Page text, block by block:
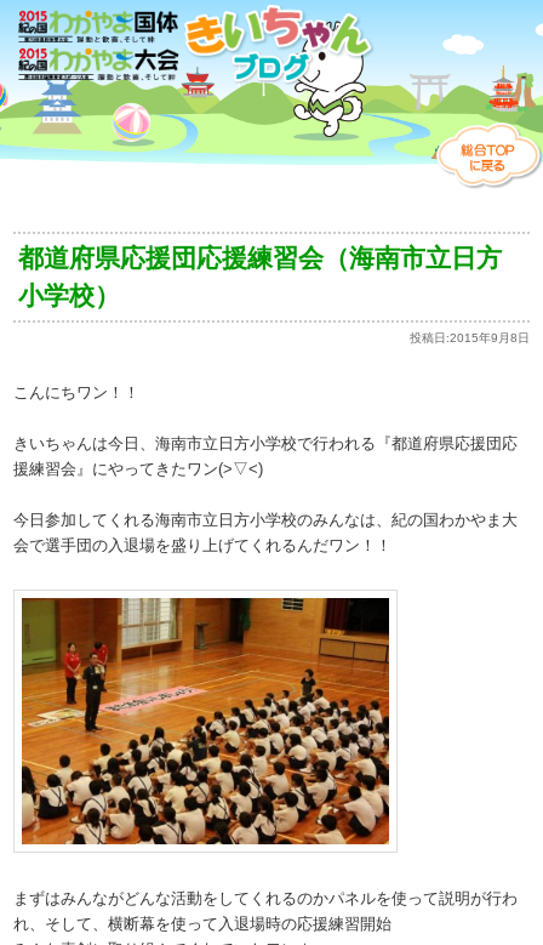
都道府県応援団応援練習会（海南市立日方
小学校）
投稿日:2015年9月8日
こんにちワン！！
きいちゃんは今日、海南市立日方小学校で行われる『都道府県応援団応
援練習会』にやってきたワン(>▽<)
今日参加してくれる海南市立日方小学校のみんなは、紀の国わかやま大
会で選手団の入退場を盛り上げてくれるんだワン！！
まずはみんながどんな活動をしてくれるのかパネルを使って説明が行わ
れ、そして、横断幕を使って入退場時の応援練習開始